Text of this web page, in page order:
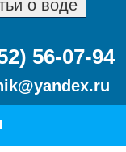
о воде
56-07-94